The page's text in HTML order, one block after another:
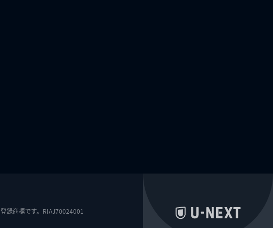
録商標です。RIAJ70024001